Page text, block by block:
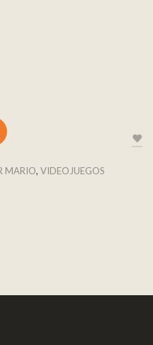
MARIO, VIDEOJUEGOS